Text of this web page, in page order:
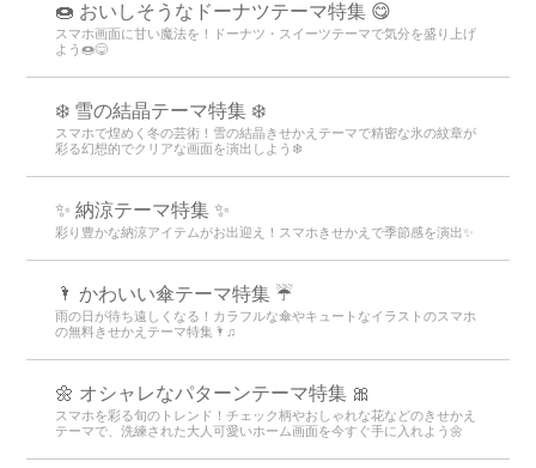
🍩 おいしそうなドーナツテーマ特集 😋
スマホ画面に甘い魔法を！ドーナツ・スイーツテーマで気分を盛り上げ
よう🍩😋
❄️ 雪の結晶テーマ特集 ❄️
スマホで煌めく冬の芸術！雪の結晶きせかえテーマで精密な氷の紋章が
彩る幻想的でクリアな画面を演出しよう❄️
✨ 納涼テーマ特集 ✨
彩り豊かな納涼アイテムがお出迎え！スマホきせかえで季節感を演出✨
🌂 かわいい傘テーマ特集 ☔
雨の日が待ち遠しくなる！カラフルな傘やキュートなイラストのスマホ
の無料きせかえテーマ特集🌂♫
🌼 オシャレなパターンテーマ特集 🎀
スマホを彩る旬のトレンド！チェック柄やおしゃれな花などのきせかえ
テーマで、洗練された大人可愛いホーム画面を今すぐ手に入れよう🌼